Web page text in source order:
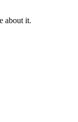
about it.